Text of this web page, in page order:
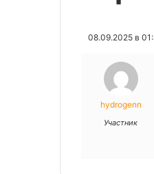
08.09.2025 в
hydrogenn
Участник